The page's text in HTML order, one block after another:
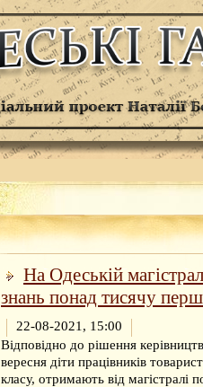
На Одеській
знань понад тисячу
22-08-2021, 15:00
Відповідно до рішення
вересня діти працівників
класу, отримають від магістралі